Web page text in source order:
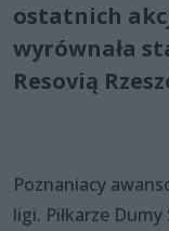
ostatnich
wyrównała
Resovią
Poznaniacy
ligi. Piłkarze